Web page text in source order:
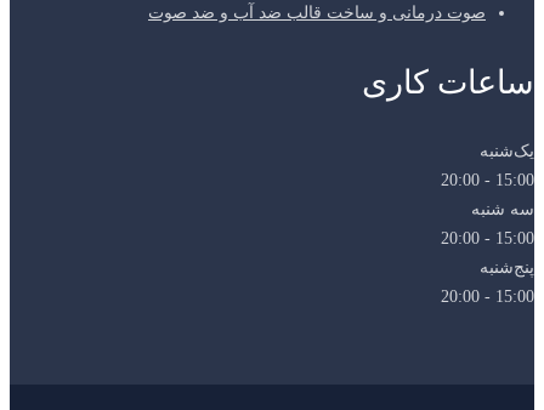
صوت درمانی و ساخت قالب ضد آب و ضد صوت
ساعات کاری
یک‌شنبه
15:00 - 20:00
سه شنبه
15:00 - 20:00
پنج‌شنبه
15:00 - 20:00